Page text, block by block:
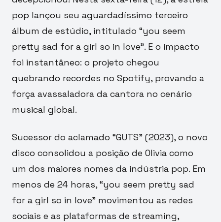
pop lançou seu aguardadíssimo terceiro
álbum de estúdio, intitulado “you seem
pretty sad for a girl so in love”. E o impacto
foi instantâneo: o projeto chegou
quebrando recordes no Spotify, provando a
força avassaladora da cantora no cenário
musical global.
Sucessor do aclamado “GUTS” (2023), o novo
disco consolidou a posição de Olivia como
um dos maiores nomes da indústria pop. Em
menos de 24 horas, “you seem pretty sad
for a girl so in love” movimentou as redes
sociais e as plataformas de streaming,